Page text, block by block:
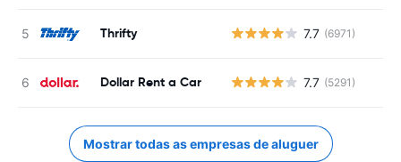
Thrifty 7.7 (6971)
Dollar Rent a Car 7.7 (5291)
Mostrar todas as empresas de aluguer